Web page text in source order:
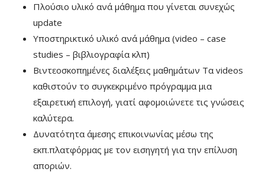
Πλούσιο υλικό ανά μάθημα που γίνεται συνεχώς
update
Υποστηρικτικό υλικό ανά μάθημα (video – case
studies – βιβλιογραφία κλπ)
Βιντεοσκοπημένες διαλέξεις μαθημάτων Τα videos
καθιστούν το συγκεκριμένο πρόγραμμα μια
εξαιρετική επιλογή, γιατί αφομοιώνετε τις γνώσεις
καλύτερα.
Δυνατότητα άμεσης επικοινωνίας μέσω της
εκπ.πλατφόρμας με τον εισηγητή για την επίλυση
αποριών.